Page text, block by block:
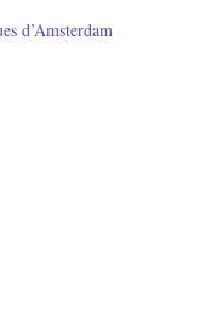
d’Amsterdam